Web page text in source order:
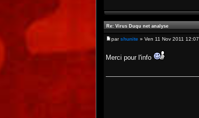
Re: Virus Duqu net analyse
parshunite » Ven 11 Nov 2011 12:07
Merci pour l'info